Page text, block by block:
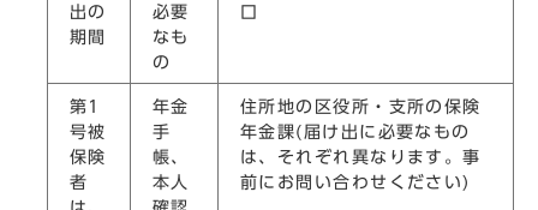
出の
期間
必要
なも
の
口
第1
号被
保険
者
年金
手
帳、
本人
住所地の区役所・支所の保険
年金課(届け出に必要なもの
は、それぞれ異なります。事
前にお問い合わせください)